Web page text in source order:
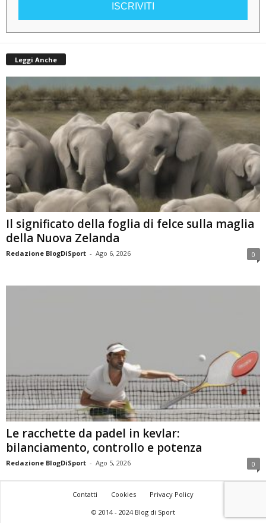
ISCRIVITI
Leggi Anche
Il significato della foglia di felce sulla maglia
della Nuova Zelanda
Redazione BlogDiSport - Ago 6, 2026 0
Le racchette da padel in kevlar:
bilanciamento, controllo e potenza
Redazione BlogDiSport - Ago 5, 2026 0
Contatti Cookies
Privacy Policy
© 2014 - 2024 Blog di Sport